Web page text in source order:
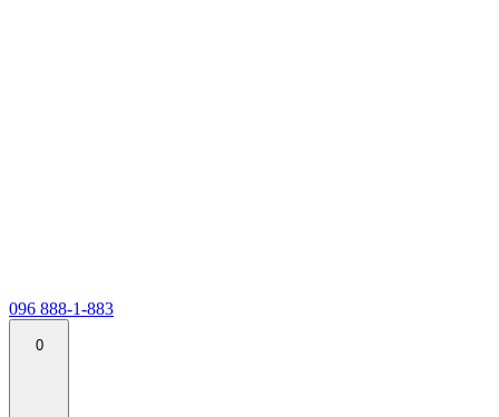
096 888-1-883
0